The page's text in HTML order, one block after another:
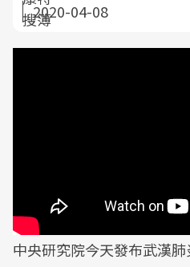
2020-04-08
中央研究院今天發布武漢